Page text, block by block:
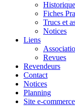
Fiches
Trucs et
Notices
Liens
Revues
Revendeurs
Contact
Notices
Planning
Site e-commerce